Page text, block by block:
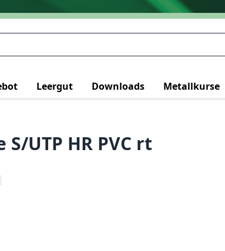
Leergut Downloads Metallkurse
S/UTP HR PVC rt